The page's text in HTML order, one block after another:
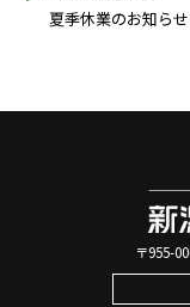
夏季休業のお知らせ
〒955-